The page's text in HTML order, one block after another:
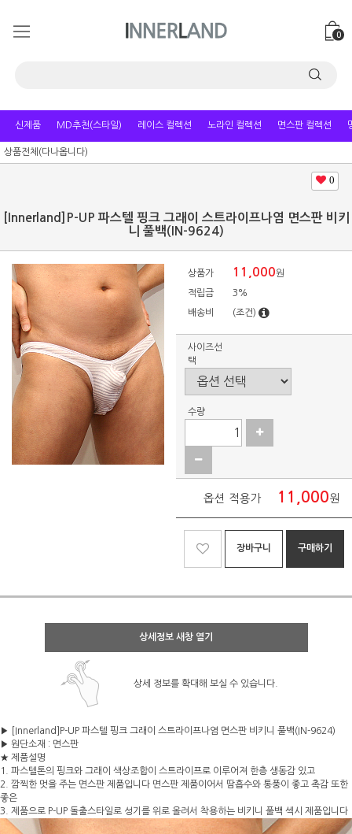
0
신제품 MD추천(스타일) 레이스 컬렉션 노라인 컬렉션 면스판 컬렉션
상품전체(다나옵니다)
0
[Innerland]P-UP 파스텔 핑크 그래이 스트라이프나염 면스판 비키
니 풀백(IN-9624)
상품가 11,000원
적립금 3%
배송비 (조건)
사이즈선
택
수량
옵션 적용가 11,000원
장바구니 구매하기
상세정보 새창 열기
상세 정보를 확대해 보실 수 있습니다.
▶ [Innerland]P-UP 파스텔 핑크 그래이 스트라이프나염 면스판 비키니 풀백(IN-9624)
▶ 원단소재 : 면스판
★ 제품설명
1. 파스텔톤의 핑크와 그래이 색상조합이 스트라이프로 이루어져 한층 생동감 있고
2. 깜찍한 멋을 주는 면스판 제품입니다 면스판 제품이어서 땀흡수와 통풍이 좋고 촉감 또한
좋은
3. 제품으로 P-UP 돌출스타일로 성기를 위로 올려서 착용하는 비키니 풀백 섹시 제품입니다